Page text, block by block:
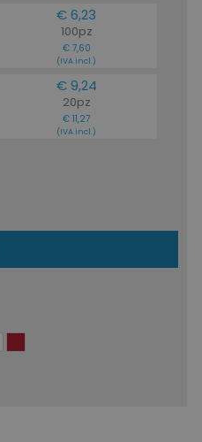
€ 6,23
100pz
€ 7,60
(IVA incl.)
€ 9,24
20pz
€ 11,27
(IVA incl.)